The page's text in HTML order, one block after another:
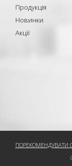
Продукція
Новинки
Акції
ПОРЕКОМЕНДУВАТИ